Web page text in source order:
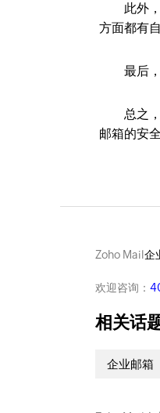
此外，
方面都有
最后，
总之，
邮箱的安
Zoho Mail企
欢迎咨询：
相关话
企业邮箱